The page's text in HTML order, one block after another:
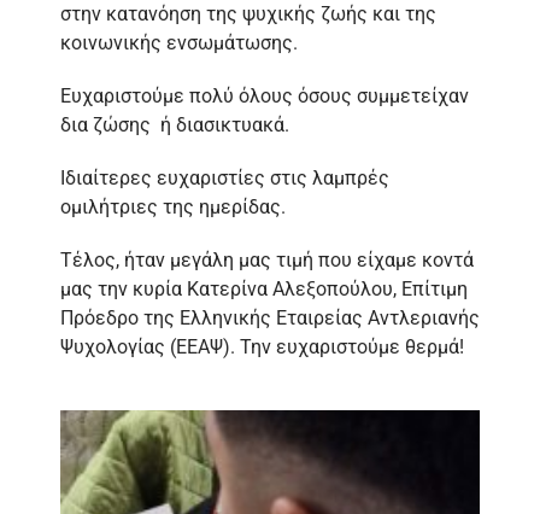
στην κατανόηση της ψυχικής ζωής και της
κοινωνικής ενσωμάτωσης.
Ευχαριστούμε πολύ όλους όσους συμμετείχαν
δια ζώσης ή διασικτυακά.
Ιδιαίτερες ευχαριστίες στις λαμπρές
ομιλήτριες της ημερίδας.
Τέλος, ήταν μεγάλη μας τιμή που είχαμε κοντά
μας την κυρία Κατερίνα Αλεξοπούλου, Επίτιμη
Πρόεδρο της Ελληνικής Εταιρείας Αντλεριανής
Ψυχολογίας (ΕΕΑΨ). Την ευχαριστούμε θερμά!